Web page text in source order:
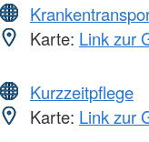
Karte: Link zur
Kurzzeitpflege
Karte: Link zur